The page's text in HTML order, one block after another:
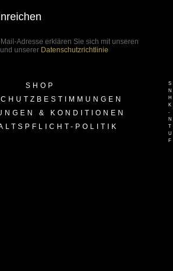
Adresse erklären Sie sich mit unseren
und unserer Datenschutzrichtlinie
SHOP
& KONDITIONEN
POLITIK
-